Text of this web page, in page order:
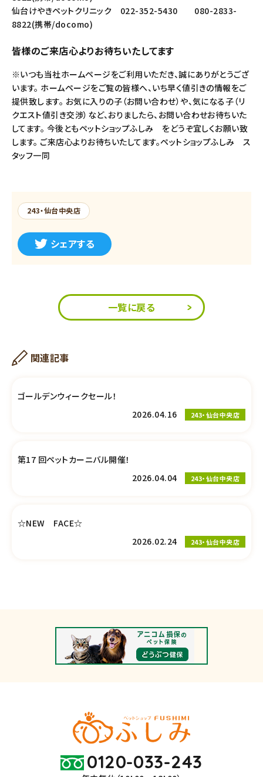
仙台けやきペットクリニック 022-352-5430 080-2833-
8822(携帯/docomo)
皆様のご来店心よりお待ちいたしてます
※いつも当社ホームページをご利用いただき、誠にありがとうござ
います。 ホームページをご覧の皆様へ、いち早く値引きの情報をご
提供致します。 お気に入りの子（お問い合わせ）や、気になる子（リ
クエスト値引き交渉）など、おりましたら、お問い合わせお待ちいた
してます。 今後ともペットショップふしみ をどうぞ宜しくお願い致
します。 ご来店心よりお待ちいたしてます。ペットショップふしみ ス
タッフ一同
243・仙台中央店
シェアする
一覧に戻る
関連記事
ゴールデンウィークセール！
2026.04.16
243・仙台中央店
第17 回ペットカーニバル開催！
2026.04.04
243・仙台中央店
☆NEW FACE☆
2026.02.24
243・仙台中央店
0120-033-243